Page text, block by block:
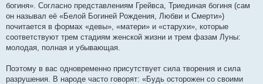
богиня». Согласно представлениям Грейвса, Триединая богиня (сам
он называл её «Белой Богиней Рождения, Любви и Смерти»)
почитается в формах «девы», «матери» и «старухи», которые
соответствуют трем стадиям женской жизни и трем фазам Луны:
молодая, полная и убывающая.
Поэтому в вас одновременно присутствует сила творения и сила
разрушения. В народе часто говорят: «Будь осторожен со своими